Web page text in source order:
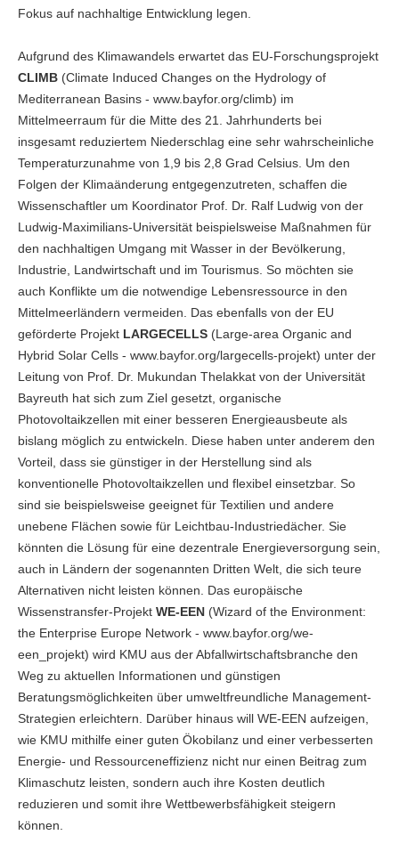
Fokus auf nachhaltige Entwicklung legen.
Aufgrund des Klimawandels erwartet das EU-Forschungsprojekt
CLIMB (Climate Induced Changes on the Hydrology of
Mediterranean Basins - www.bayfor.org/climb) im
Mittelmeerraum für die Mitte des 21. Jahrhunderts bei
insgesamt reduziertem Niederschlag eine sehr wahrscheinliche
Temperaturzunahme von 1,9 bis 2,8 Grad Celsius. Um den
Folgen der Klimaänderung entgegenzutreten, schaffen die
Wissenschaftler um Koordinator Prof. Dr. Ralf Ludwig von der
Ludwig-Maximilians-Universität beispielsweise Maßnahmen für
den nachhaltigen Umgang mit Wasser in der Bevölkerung,
Industrie, Landwirtschaft und im Tourismus. So möchten sie
auch Konflikte um die notwendige Lebensressource in den
Mittelmeerländern vermeiden. Das ebenfalls von der EU
geförderte Projekt LARGECELLS (Large-area Organic and
Hybrid Solar Cells - www.bayfor.org/largecells-projekt) unter der
Leitung von Prof. Dr. Mukundan Thelakkat von der Universität
Bayreuth hat sich zum Ziel gesetzt, organische
Photovoltaikzellen mit einer besseren Energieausbeute als
bislang möglich zu entwickeln. Diese haben unter anderem den
Vorteil, dass sie günstiger in der Herstellung sind als
konventionelle Photovoltaikzellen und flexibel einsetzbar. So
sind sie beispielsweise geeignet für Textilien und andere
unebene Flächen sowie für Leichtbau-Industriedächer. Sie
könnten die Lösung für eine dezentrale Energieversorgung sein,
auch in Ländern der sogenannten Dritten Welt, die sich teure
Alternativen nicht leisten können. Das europäische
Wissenstransfer-Projekt WE-EEN (Wizard of the Environment:
the Enterprise Europe Network - www.bayfor.org/we-
een_projekt) wird KMU aus der Abfallwirtschaftsbranche den
Weg zu aktuellen Informationen und günstigen
Beratungsmöglichkeiten über umweltfreundliche Management-
Strategien erleichtern. Darüber hinaus will WE-EEN aufzeigen,
wie KMU mithilfe einer guten Ökobilanz und einer verbesserten
Energie- und Ressourceneffizienz nicht nur einen Beitrag zum
Klimaschutz leisten, sondern auch ihre Kosten deutlich
reduzieren und somit ihre Wettbewerbsfähigkeit steigern
können.